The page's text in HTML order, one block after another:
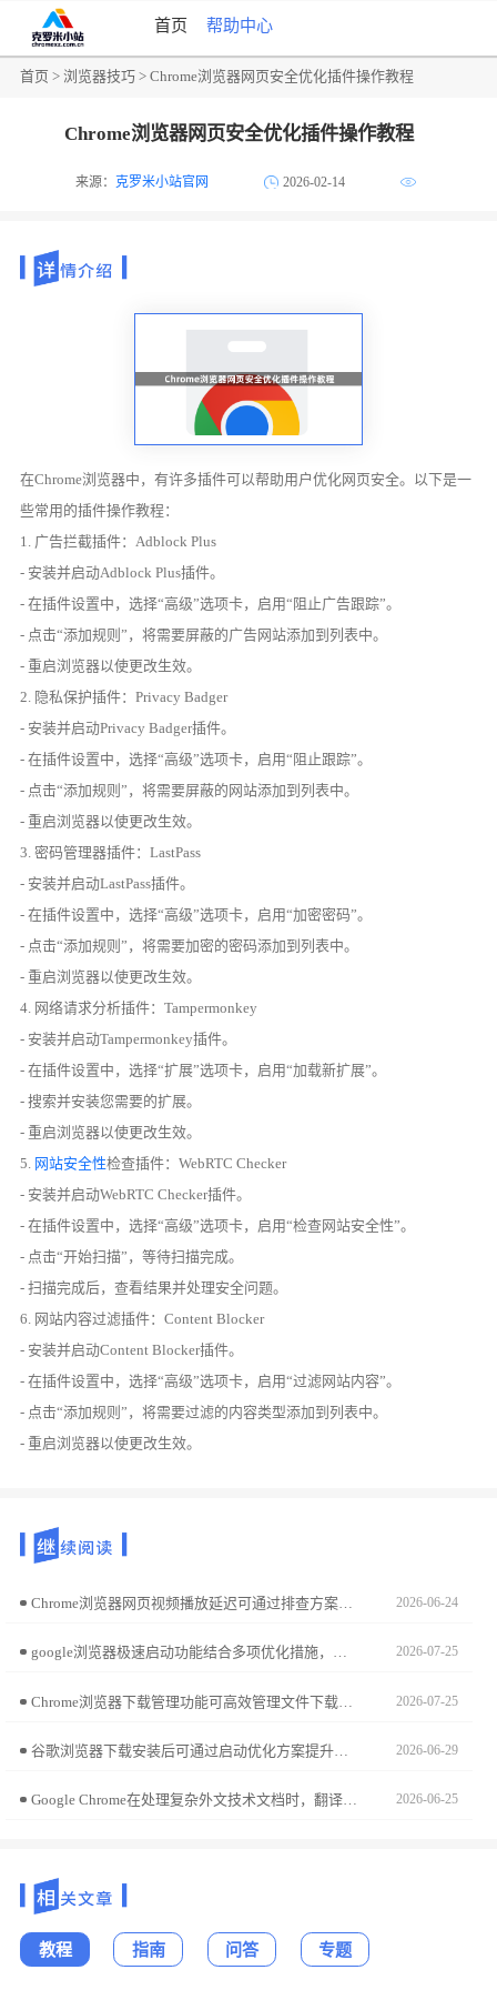
首页 帮助中心
首页 >浏览器技巧 > Chrome浏览器网页安全优化插件操作教程
Chrome浏览器网页安全优化插件操作教程
来源：克罗米小站官网 2026-02-14
在Chrome浏览器中，有许多插件可以帮助用户优化网页安全。以下是一
些常用的插件操作教程：
1. 广告拦截插件：Adblock Plus
- 安装并启动Adblock Plus插件。
- 在插件设置中，选择“高级”选项卡，启用“阻止广告跟踪”。
- 点击“添加规则”，将需要屏蔽的广告网站添加到列表中。
- 重启浏览器以使更改生效。
2. 隐私保护插件：Privacy Badger
- 安装并启动Privacy Badger插件。
- 在插件设置中，选择“高级”选项卡，启用“阻止跟踪”。
- 点击“添加规则”，将需要屏蔽的网站添加到列表中。
- 重启浏览器以使更改生效。
3. 密码管理器插件：LastPass
- 安装并启动LastPass插件。
- 在插件设置中，选择“高级”选项卡，启用“加密密码”。
- 点击“添加规则”，将需要加密的密码添加到列表中。
- 重启浏览器以使更改生效。
4. 网络请求分析插件：Tampermonkey
- 安装并启动Tampermonkey插件。
- 在插件设置中，选择“扩展”选项卡，启用“加载新扩展”。
- 搜索并安装您需要的扩展。
- 重启浏览器以使更改生效。
5. 网站安全性检查插件：WebRTC Checker
- 安装并启动WebRTC Checker插件。
- 在插件设置中，选择“高级”选项卡，启用“检查网站安全性”。
- 点击“开始扫描”，等待扫描完成。
- 扫描完成后，查看结果并处理安全问题。
6. 网站内容过滤插件：Content Blocker
- 安装并启动Content Blocker插件。
- 在插件设置中，选择“高级”选项卡，启用“过滤网站内容”。
- 点击“添加规则”，将需要过滤的内容类型添加到列表中。
- 重启浏览器以使更改生效。
Chrome浏览器网页视频播放延迟可通过排查方案进行优化，用户可发现并解决影响播放流畅度的问题，提升视频观看体验，实现流畅、高质量的视频播放环境。 2026-06-24
google浏览器极速启动功能结合多项优化措施，实现快速流畅的浏览体验。本文分享实操经验，帮助用户有效提升启动速度和整体性能。 2026-07-25
Chrome浏览器下载管理功能可高效管理文件下载。教程解析操作方法，帮助用户掌握管理技巧，实现快速存取与使用。 2026-07-25
谷歌浏览器下载安装后可通过启动优化方案提升浏览器启动速度，用户可改善性能和响应时间，实现更流畅的浏览体验和高效操作。 2026-06-29
Google Chrome在处理复杂外文技术文档时，翻译表现出极高的语境适配能力。本实测报告聚焦于翻译准确度与专业词汇归纳，助您深度评估其作为跨语境辅助工具的真实效能。 2026-06-25
教程 指南 问答 专题